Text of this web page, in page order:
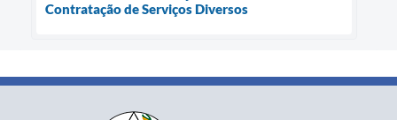
Contratação de Serviços Diversos